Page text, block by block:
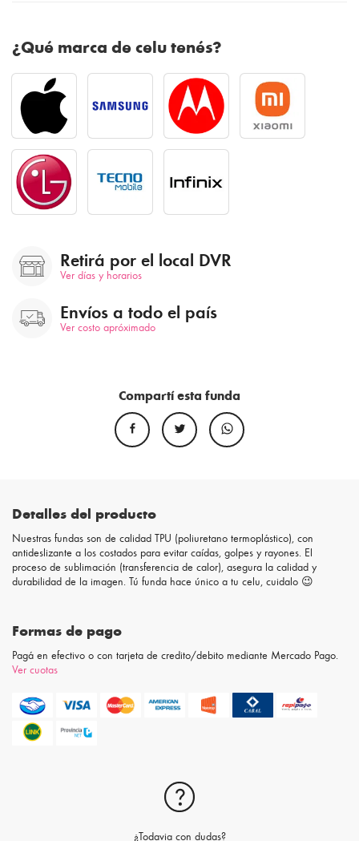
¿Qué marca de celu tenés?
Retirá por el local DVR
Ver días y horarios
Envíos a todo el país
Ver costo apróximado
Compartí esta funda
Detalles del producto
Nuestras fundas son de calidad TPU (poliuretano termoplástico), con
antideslizante a los costados para evitar caídas, golpes y rayones. El
proceso de sublimación (transferencia de calor), asegura la calidad y
durabilidad de la imagen. Tú funda hace único a tu celu, cuidalo 😉
Formas de pago
Pagá en efectivo o con tarjeta de credito/debito mediante Mercado Pago.
Ver cuotas
¿Todavia con dudas?